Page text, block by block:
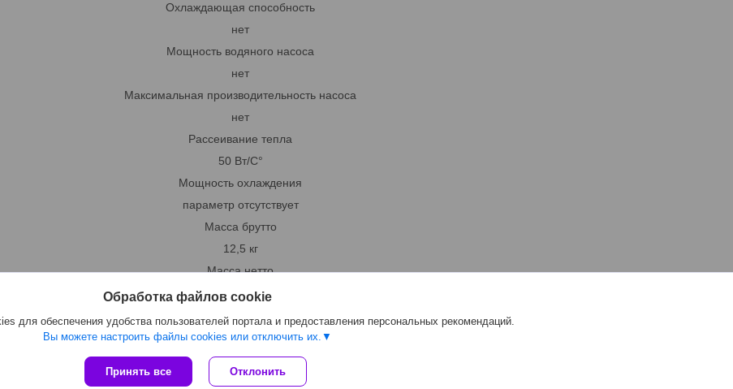
Охлаждающая способность
нет
Мощность водяного насоса
нет
Максимальная производительность насоса
нет
Рассеивание тепла
50 Вт/С°
Мощность охлаждения
параметр отсутствует
Масса брутто
12,5 кг
Масса нетто
9.5 кг
Сайт создан на платформе Deal.by
Политика обработки файлов cookies
Обработка файлов cookie
для обеспечения удобства пользователей портала и предоставления персональных рекомендаций.
Вы можете настроить файлы cookies или отключить их.
Принять все Отклонить